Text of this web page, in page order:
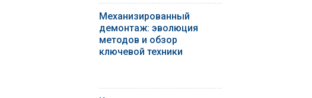
Механизированный
демонтаж: эволюция
методов и обзор
ключевой техники